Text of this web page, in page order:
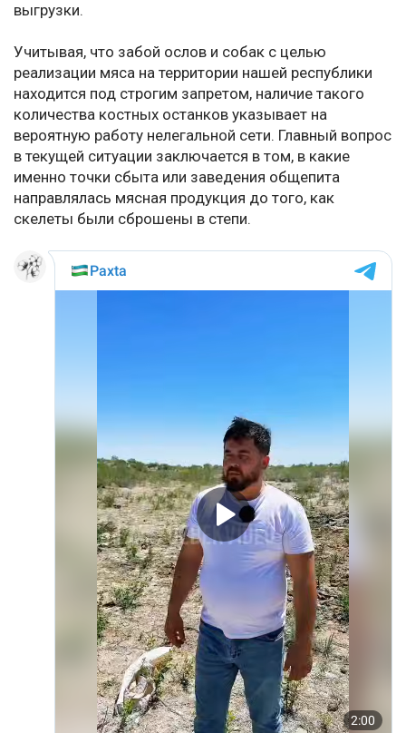
выгрузки.
Учитывая, что забой ослов и собак с целью
реализации мяса на территории нашей республики
находится под строгим запретом, наличие такого
количества костных останков указывает на
вероятную работу нелегальной сети. Главный вопрос
в текущей ситуации заключается в том, в какие
именно точки сбыта или заведения общепита
направлялась мясная продукция до того, как
скелеты были сброшены в степи.